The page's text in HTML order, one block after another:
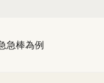
急棒為例